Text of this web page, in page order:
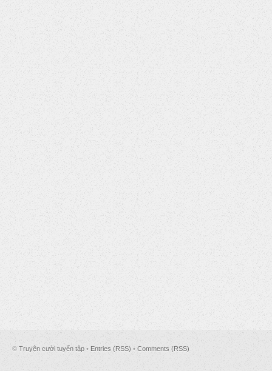
© Truyện cười tuyển tập • Entries (RSS) • Comments (RSS)